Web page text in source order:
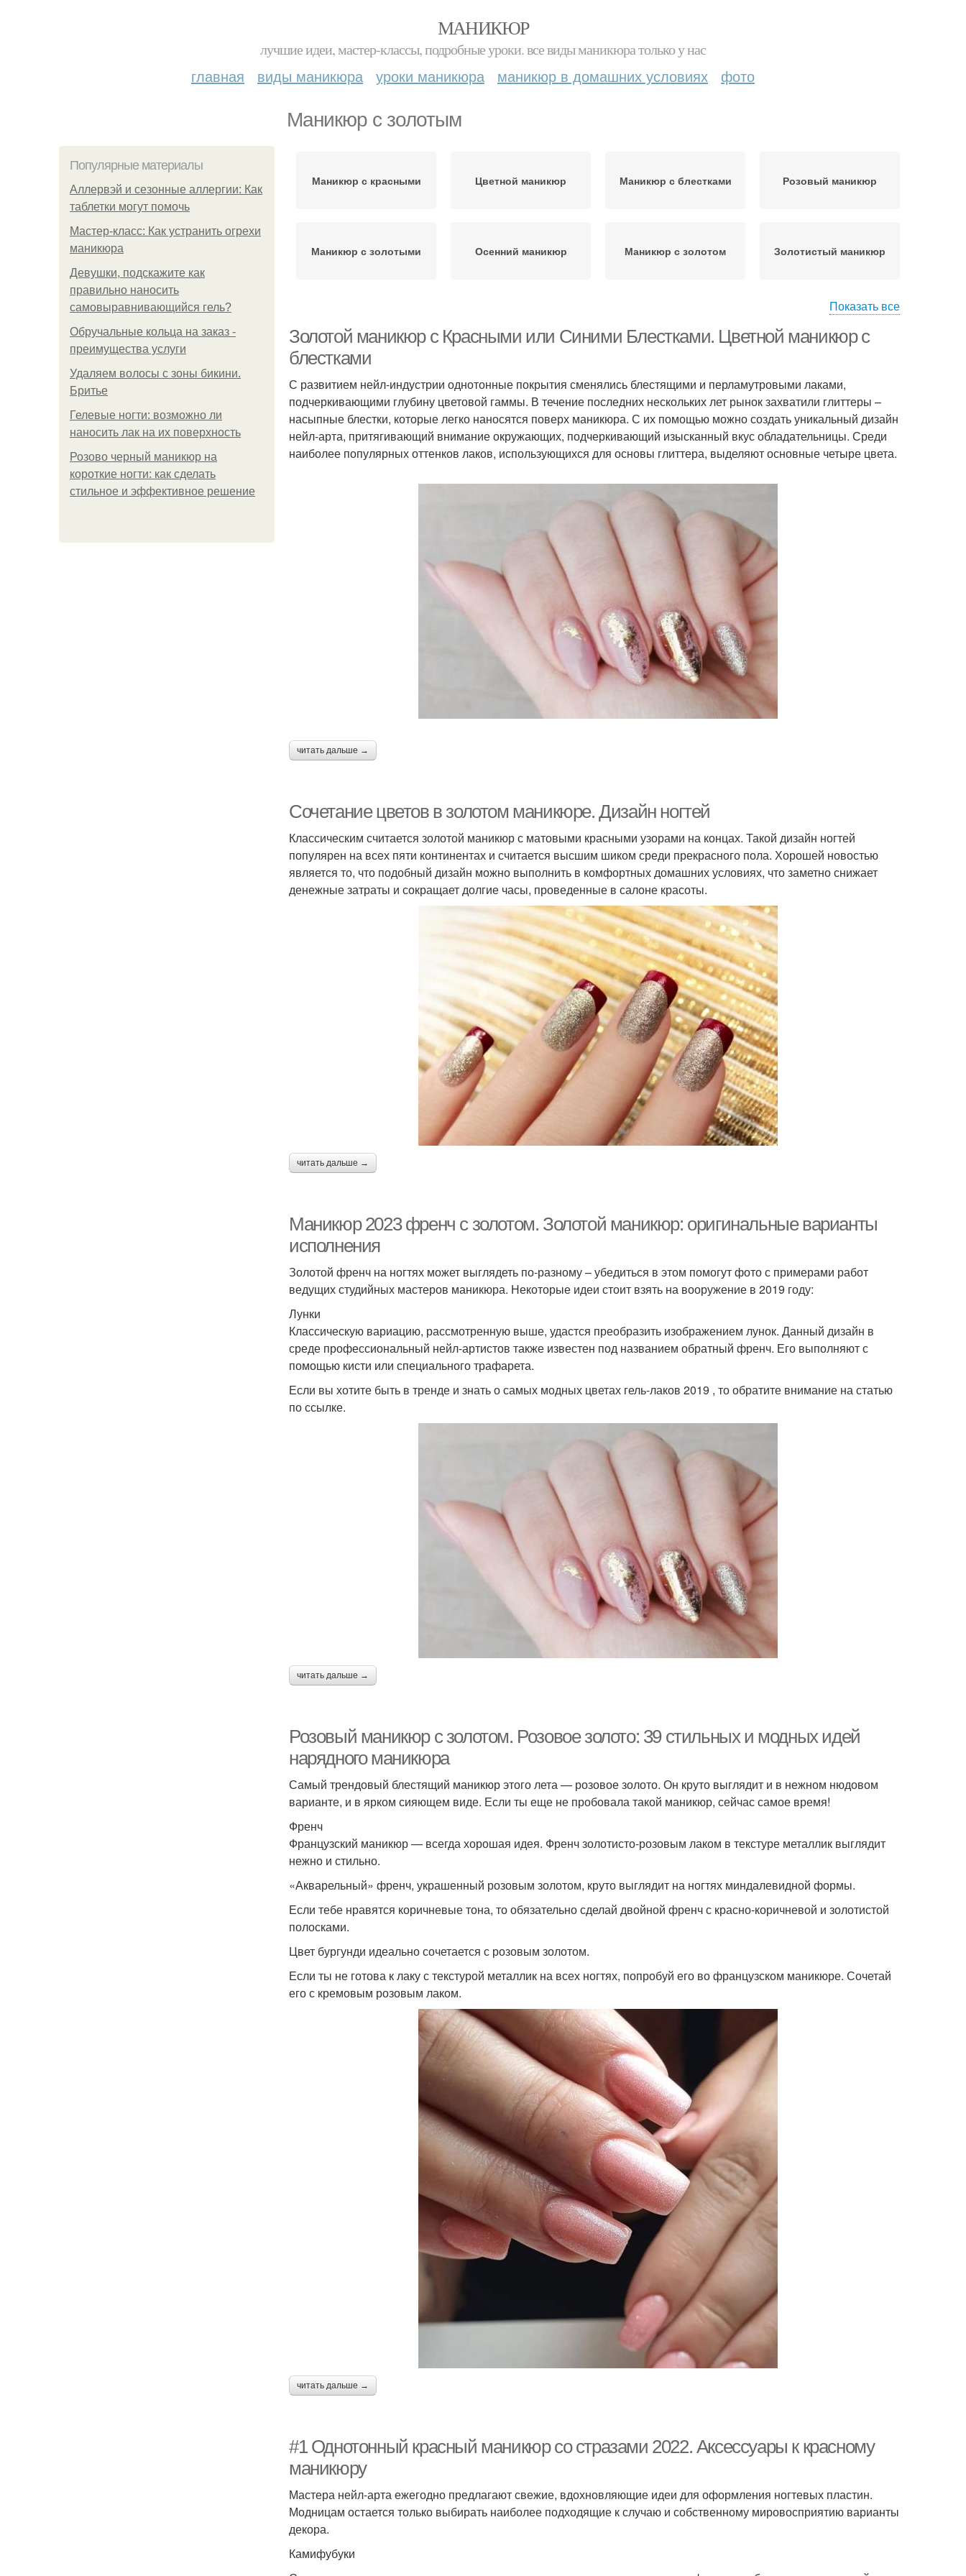
МАНИКЮР
лучшие идеи, мастер-классы, подробные уроки. все виды маникюра только у нас
главная виды маникюра уроки маникюра маникюр в домашних условиях фото
Маникюр с золотым
Популярные материалы
Аллервэй и сезонные аллергии: Как
таблетки могут помочь
Мастер-класс: Как устранить огрехи
маникюра
Девушки, подскажите как
правильно наносить
самовыравнивающийся гель?
Обручальные кольца на заказ -
преимущества услуги
Удаляем волосы с зоны бикини.
Бритье
Гелевые ногти: возможно ли
наносить лак на их поверхность
Розово черный маникюр на
короткие ногти: как сделать
стильное и эффективное решение
Маникюр с красными Цветной маникюр Маникюр с блестками Розовый маникюр
Маникюр с золотыми Осенний маникюр Маникюр с золотом Золотистый маникюр
ногти
длину
Маникюр с золотой Молочный маникюр Маникюр с фольгой Маникюр с блесками
Маникюр со стразами французский маникюр Френч с золотым Нарядный маникюр
Маникюр с полосками
Маникюр на коротких
ногтях
Маникюр с рисунком
Ногти для бордового
маникюра
Маникюр в матовом
исполнении
Матовый маникюр
Маникюр с
аксессуарами
Показать все
Золотой маникюр с Красными или Синими Блестками. Цветной маникюр с
блестками
С развитием нейл-индустрии однотонные покрытия сменялись блестящими и перламутровыми лаками,
подчеркивающими глубину цветовой гаммы. В течение последних нескольких лет рынок захватили глиттеры –
насыпные блестки, которые легко наносятся поверх маникюра. С их помощью можно создать уникальный дизайн
нейл-арта, притягивающий внимание окружающих, подчеркивающий изысканный вкус обладательницы. Среди
наиболее популярных оттенков лаков, использующихся для основы глиттера, выделяют основные четыре цвета.
читать дальше →
Сочетание цветов в золотом маникюре. Дизайн ногтей
Классическим считается золотой маникюр с матовыми красными узорами на концах. Такой дизайн ногтей
популярен на всех пяти континентах и считается высшим шиком среди прекрасного пола. Хорошей новостью
является то, что подобный дизайн можно выполнить в комфортных домашних условиях, что заметно снижает
денежные затраты и сокращает долгие часы, проведенные в салоне красоты.
читать дальше →
Маникюр 2023 френч с золотом. Золотой маникюр: оригинальные варианты
исполнения
Золотой френч на ногтях может выглядеть по-разному – убедиться в этом помогут фото с примерами работ
ведущих студийных мастеров маникюра. Некоторые идеи стоит взять на вооружение в 2019 году:
Лунки
Классическую вариацию, рассмотренную выше, удастся преобразить изображением лунок. Данный дизайн в
среде профессиональный нейл-артистов также известен под названием обратный френч. Его выполняют с
помощью кисти или специального трафарета.
Если вы хотите быть в тренде и знать о самых модных цветах гель-лаков 2019 , то обратите внимание на статью
по ссылке.
читать дальше →
Розовый маникюр с золотом. Розовое золото: 39 стильных и модных идей
нарядного маникюра
Самый трендовый блестящий маникюр этого лета — розовое золото. Он круто выглядит и в нежном нюдовом
варианте, и в ярком сияющем виде. Если ты еще не пробовала такой маникюр, сейчас самое время!
Френч
Французский маникюр — всегда хорошая идея. Френч золотисто-розовым лаком в текстуре металлик выглядит
нежно и стильно.
«Акварельный» френч, украшенный розовым золотом, круто выглядит на ногтях миндалевидной формы.
Если тебе нравятся коричневые тона, то обязательно сделай двойной френч с красно-коричневой и золотистой
полосками.
Цвет бургунди идеально сочетается с розовым золотом.
Если ты не готова к лаку с текстурой металлик на всех ногтях, попробуй его во французском маникюре. Сочетай
его с кремовым розовым лаком.
читать дальше →
#1 Однотонный красный маникюр со стразами 2022. Аксессуары к красному
маникюру
Мастера нейл-арта ежегодно предлагают свежие, вдохновляющие идеи для оформления ногтевых пластин.
Модницам остается только выбирать наиболее подходящие к случаю и собственному мировосприятию варианты
декора.
Камифубуки